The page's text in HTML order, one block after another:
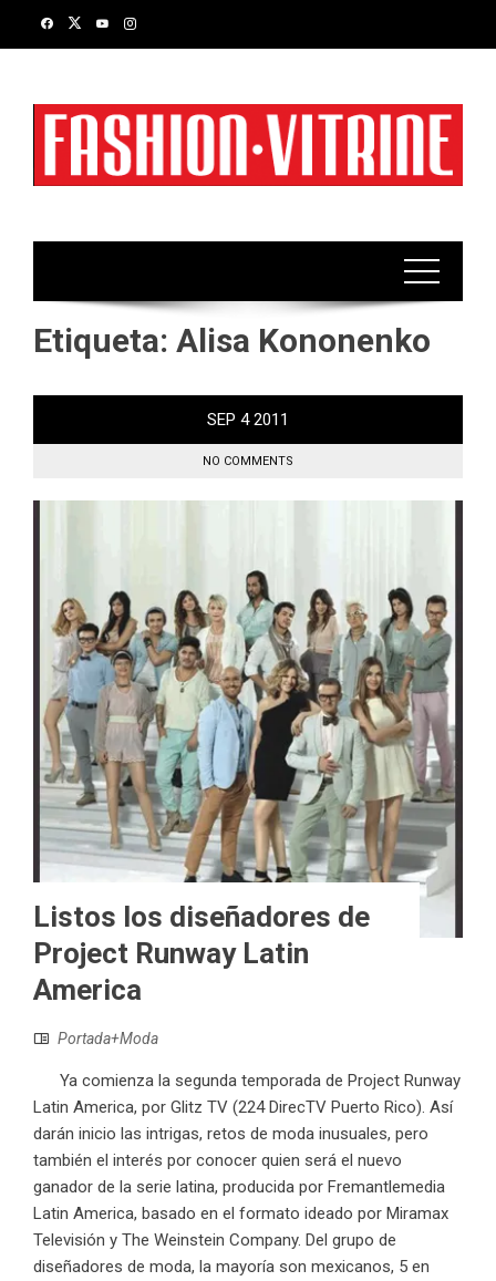
Etiqueta: Alisa Kononenko
SEP 4 2011
NO COMMENTS
Listos los diseñadores de
Project Runway Latin
America
Portada+Moda
Ya comienza la segunda temporada de Project Runway
Latin America, por Glitz TV (224 DirecTV Puerto Rico). Así
darán inicio las intrigas, retos de moda inusuales, pero
también el interés por conocer quien será el nuevo
ganador de la serie latina, producida por Fremantlemedia
Latin America, basado en el formato ideado por Miramax
Televisión y The Weinstein Company. Del grupo de
diseñadores de moda, la mayoría son mexicanos, 5 en